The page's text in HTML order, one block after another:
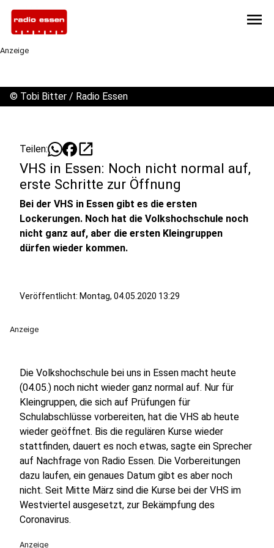
menu
Anzeige
© Tobi Bitter / Radio Essen
Teilen: open_in_new
VHS in Essen: Noch nicht normal auf,
erste Schritte zur Öffnung
Bei der VHS in Essen gibt es die ersten
Lockerungen. Noch hat die Volkshochschule noch
nicht ganz auf, aber die ersten Kleingruppen
dürfen wieder kommen.
Veröffentlicht: Montag, 04.05.2020 13:29
Anzeige
Die Volkshochschule bei uns in Essen macht heute
(04.05.) noch nicht wieder ganz normal auf. Nur für
Kleingruppen, die sich auf Prüfungen für
Schulabschlüsse vorbereiten, hat die VHS ab heute
wieder geöffnet. Bis die regulären Kurse wieder
stattfinden, dauert es noch etwas, sagte ein Sprecher
auf Nachfrage von Radio Essen. Die Vorbereitungen
dazu laufen, ein genaues Datum gibt es aber noch
nicht. Seit Mitte März sind die Kurse bei der VHS im
Westviertel ausgesetzt, zur Bekämpfung des
Coronavirus.
Anzeige